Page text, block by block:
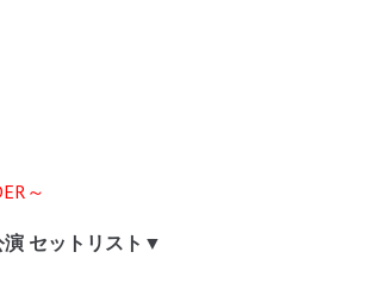
～
セットリスト▼